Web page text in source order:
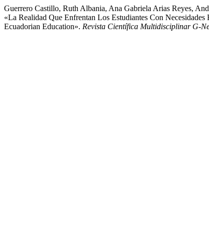
Guerrero Castillo, Ruth Albania, Ana Gabriela Arias Reyes,
«La Realidad Que Enfrentan Los Estudiantes Con
Ecuadorian Education». Revista Científica Multidisciplinar G-